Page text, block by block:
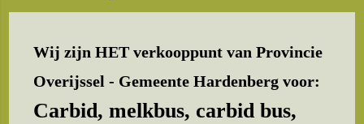
Wij zijn HET verkooppunt van Provincie
Overijssel - Gemeente Hardenberg voor:
Carbid, melkbus, carbid bus,